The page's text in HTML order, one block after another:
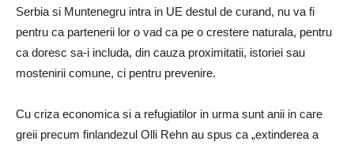
Serbia si Muntenegru intra in UE destul de curand, nu va fi
pentru ca partenerii lor o vad ca pe o crestere naturala, pentru
ca doresc sa-i includa, din cauza proximitatii, istoriei sau
mostenirii comune, ci pentru prevenire.
Cu criza economica si a refugiatilor in urma sunt anii in care
greii precum finlandezul Olli Rehn au spus ca „extinderea a